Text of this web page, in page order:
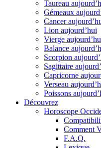
Taureau
Gémeaux
Cancer
Lion aujourd’hui
Vierge
Balance
Scorpion
Sagittaire
Capricorne
Verseau
Poissons
Découvrez
Horoscope
Comment
F.A.Q.